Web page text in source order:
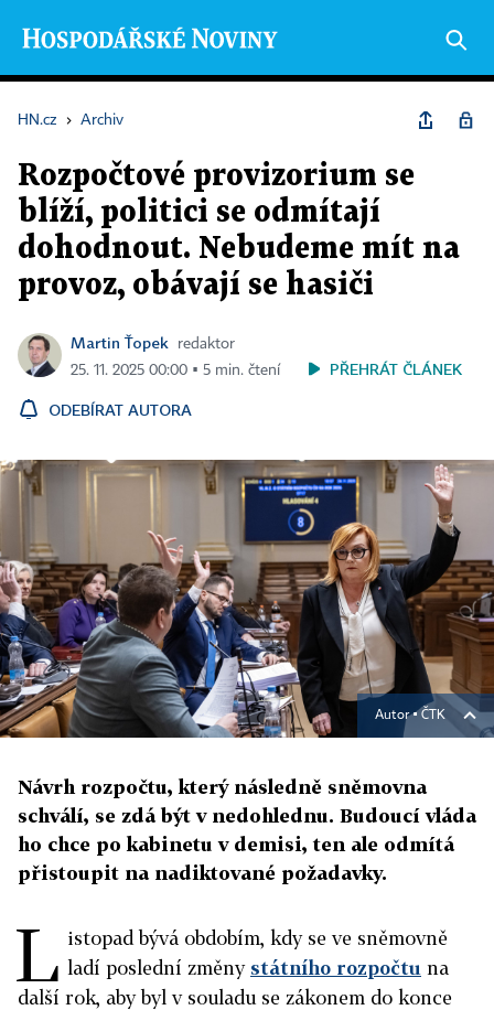
HN.cz › Archiv
Rozpočtové provizorium se
blíží, politici se odmítají
dohodnout. Nebudeme mít na
provoz, obávají se hasiči
Martin Ťopek
redaktor
25. 11. 2025 00:00 ▪ 5 min. čtení
PŘEHRÁT ČLÁNEK
ODEBÍRAT AUTORA
Autor ▪ ČTK
Návrh rozpočtu, který následně sněmovna
schválí, se zdá být v nedohlednu. Budoucí vláda
ho chce po kabinetu v demisi, ten ale odmítá
přistoupit na nadiktované požadavky.
L istopad bývá obdobím, kdy se ve sněmovně
ladí poslední změny státního rozpočtu na
další rok, aby byl v souladu se zákonem do konce